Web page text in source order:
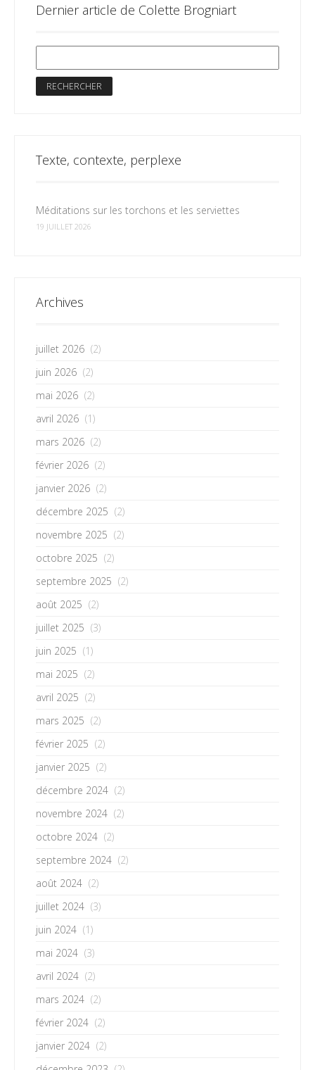
Dernier article de Colette Brogniart
Texte, contexte, perplexe
Méditations sur les torchons et les serviettes
19 JUILLET 2026
Archives
juillet 2026 (2)
juin 2026 (2)
mai 2026 (2)
avril 2026 (1)
mars 2026 (2)
février 2026 (2)
janvier 2026 (2)
décembre 2025 (2)
novembre 2025 (2)
octobre 2025 (2)
septembre 2025 (2)
août 2025 (2)
juillet 2025 (3)
juin 2025 (1)
mai 2025 (2)
avril 2025 (2)
mars 2025 (2)
février 2025 (2)
janvier 2025 (2)
décembre 2024 (2)
novembre 2024 (2)
octobre 2024 (2)
septembre 2024 (2)
août 2024 (2)
juillet 2024 (3)
juin 2024 (1)
mai 2024 (3)
avril 2024 (2)
mars 2024 (2)
février 2024 (2)
janvier 2024 (2)